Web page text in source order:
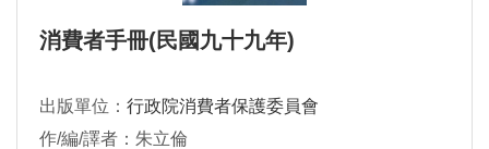
消費者手冊(民國九十九年)
出版單位： 行政院消費者保護委員會
作/編/譯者：朱立倫